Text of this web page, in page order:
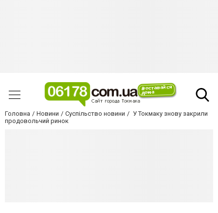
Головна Новини Суспільство новини
У Токмаку знову закрили
продовольчий ринок